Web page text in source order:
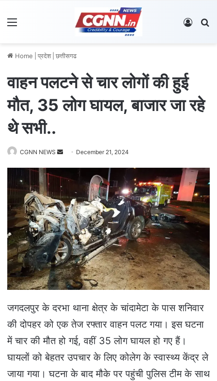
Log In
Home प्रदेश छत्तीसगढ
वाहन पलटने से चार लोगों की हुई
मौत, 35 लोग घायल, बाजार जा रहे
थे सभी..
CGNN NEWS
a
n
e
m
a
i
l
December 21, 2024
जगदलपुर के दरभा थाना क्षेत्र के चांदामेटा के पास शनिवार
की दोपहर को एक तेज रफ्तार वाहन पलट गया। इस घटना
में चार की मौत हो गई, वहीं 35 लोग घायल हो गए हैं।
घायलों को बेहतर उपचार के लिए कोलेग के स्वास्थ्य केंद्र ले
जाया गया। घटना के बाद मौके पर पहुंची पुलिस टीम के साथ